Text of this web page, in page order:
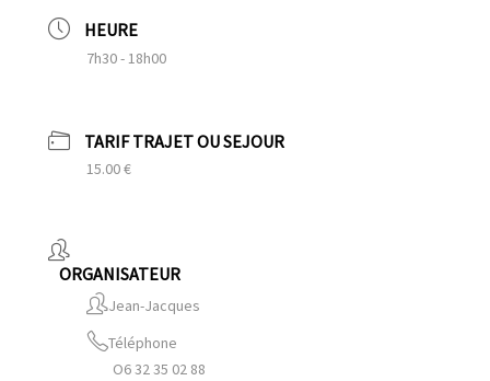
HEURE
7h30 - 18h00
TARIF TRAJET OU SEJOUR
15.00 €
ORGANISATEUR
Jean-Jacques
Téléphone
O6 32 35 02 88